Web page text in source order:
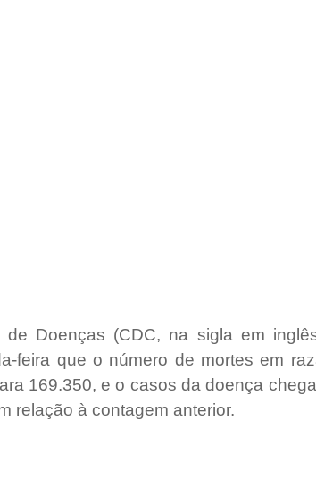
Doenças (CDC, na sigla em
feira que o número de mortes em
169.350, e o casos da doença
relação à contagem anterior.